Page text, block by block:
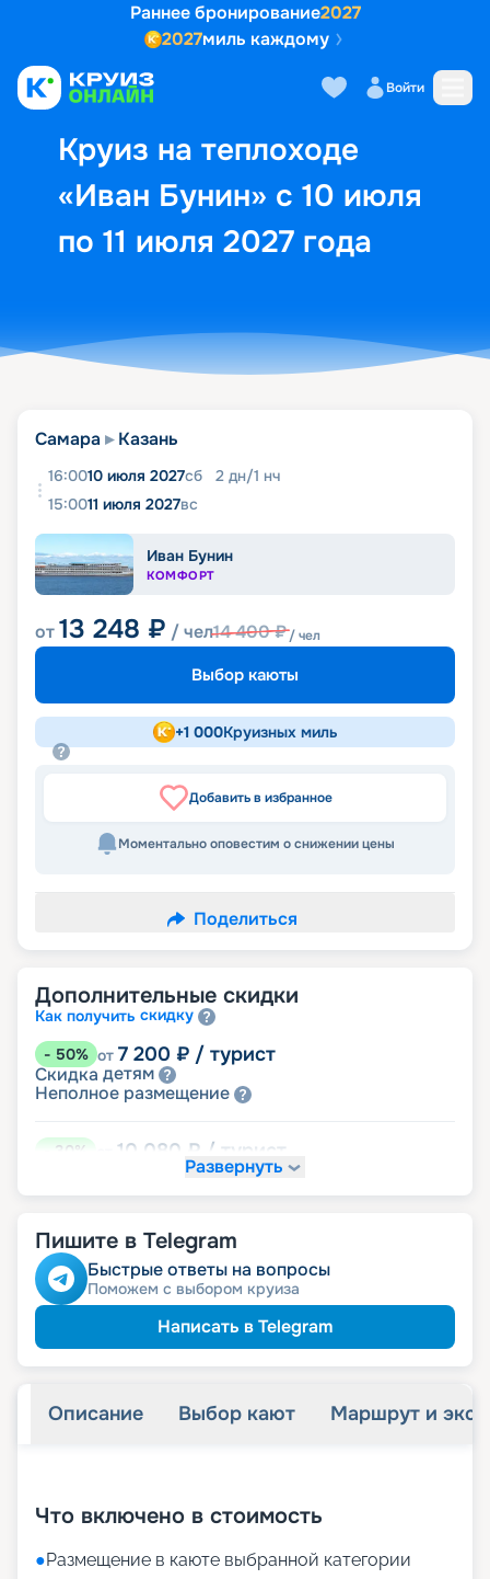
Раннее бронирование2027
2027миль каждому
Войти
Круиз на теплоходе
«Иван Бунин» с 10 июля
по 11 июля 2027 года
Выбор кают Маршрут и
Самара Казань
16:0010 июля 2027сб 2 дн/1 нч
15:0011 июля 2027вс
Иван Бунин
КОМФОРТ
от13 248 ₽ / чел14 400₽/ чел
Выбор каюты
+1 000Круизных миль
Добавить в избранное
Моментально оповестим о снижении цены
Поделиться
Дополнительные скидки
Как получить скидку
- 50% от 7 200 ₽ / турист
Скидка детям
Неполное размещение
30% 10 080 ₽ / турист
Скидки за размещение на дополнительных
-10% от 12 960 ₽ / турист
Скидкапенсионерам
Скидка сотрудникам силовыхведомств
Скидкаветеранам
Скидка многодетнымсемьям
Развернуть
Пишите в Telegram
Быстрые ответы на вопросы
Поможем с выбором круиза
Написать в Telegram
Описание Выбор кают Маршрут и
Что включено в стоимость
●Размещение в каюте выбранной категории